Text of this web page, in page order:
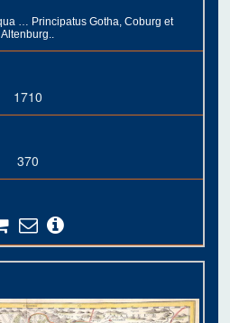
… Principatus Gotha, Coburg et
Altenburg..
1710
370